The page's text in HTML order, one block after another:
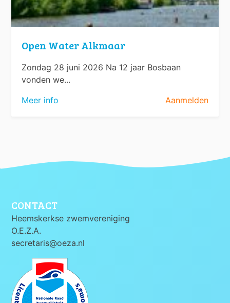
Open Water Alkmaar
Zondag 28 juni 2026 Na 12 jaar Bosbaan
vonden we...
Meer info
Aanmelden
CONTACT
Heemskerkse zwemvereniging
O.E.Z.A.
secretaris@oeza.nl